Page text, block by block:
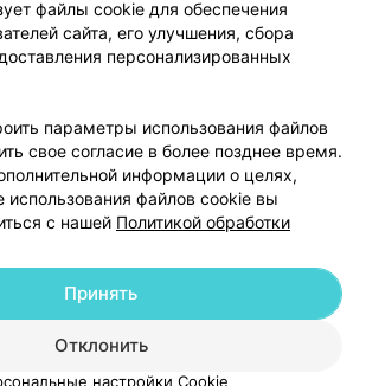
соглашение
Способы оплаты
Вакансии
Партнеры
Написать в поддержку
настройки cookie
персональных данных
ВЫ ВЛАДЕЛЕЦ?
файлы cookie для обеспечения
сайта, его улучшения, сбора
персонализированных
параметры использования файлов
свое согласие в более позднее время.
информации о целях,
использования файлов cookie вы
с нашей Политикой обработки
Отклонить
Принять
настройки Cookie